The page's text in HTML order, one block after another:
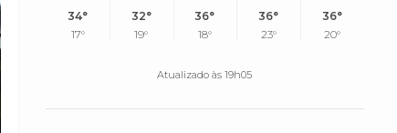
34°
17°
32°
19°
36°
18°
36°
23°
36°
20°
Atualizado às 19h05